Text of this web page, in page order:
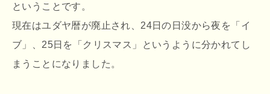
ということです。
現在はユダヤ暦が廃止され、24日の日没から夜を「イ
ブ」、25日を「クリスマス」というように分かれてし
まうことになりました。